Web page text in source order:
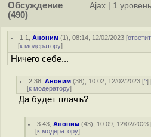
Обсуждение
(490)
Ajax 1 уровень
1.1 ,Аноним (1), 08:14, 12/02/2023 [
[к модератору]
Ничего себе...
2.38 ,Аноним (38), 10:02, 12/02/2023 [^]
[к модератору]
Да будет плачъ?
3.43 ,Аноним (43), 10:09, 12/02/2023
[к модератору]